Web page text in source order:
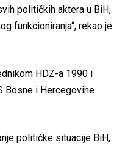
političkih aktera u BiH,
funkcioniranja“, rekao je
HDZ-a 1990 i
Bosne i Hercegovine
političke situacije BiH,